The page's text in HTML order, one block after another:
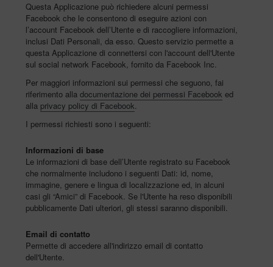
Questa Applicazione può richiedere alcuni permessi
Facebook che le consentono di eseguire azioni con
l’account Facebook dell’Utente e di raccogliere informazioni,
inclusi Dati Personali, da esso. Questo servizio permette a
questa Applicazione di connettersi con l'account dell'Utente
sul social network Facebook, fornito da Facebook Inc.
Per maggiori informazioni sui permessi che seguono, fai
riferimento alla documentazione dei permessi Facebook ed
alla privacy policy di Facebook.
I permessi richiesti sono i seguenti:
Informazioni di base
Le informazioni di base dell’Utente registrato su Facebook
che normalmente includono i seguenti Dati: id, nome,
immagine, genere e lingua di localizzazione ed, in alcuni
casi gli “Amici” di Facebook. Se l'Utente ha reso disponibili
pubblicamente Dati ulteriori, gli stessi saranno disponibili.
Email di contatto
Permette di accedere all'indirizzo email di contatto
dell'Utente.